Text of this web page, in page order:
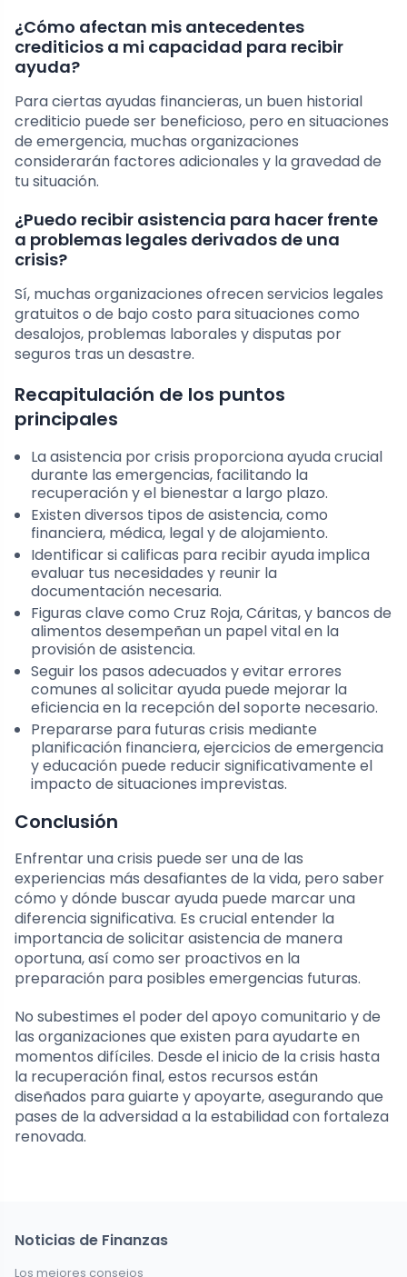
¿Cómo afectan mis antecedentes
crediticios a mi capacidad para recibir
ayuda?
Para ciertas ayudas financieras, un buen historial
crediticio puede ser beneficioso, pero en situaciones
de emergencia, muchas organizaciones
considerarán factores adicionales y la gravedad de
tu situación.
¿Puedo recibir asistencia para hacer frente
a problemas legales derivados de una
crisis?
Sí, muchas organizaciones ofrecen servicios legales
gratuitos o de bajo costo para situaciones como
desalojos, problemas laborales y disputas por
seguros tras un desastre.
Recapitulación de los puntos
principales
La asistencia por crisis proporciona ayuda crucial
durante las emergencias, facilitando la
recuperación y el bienestar a largo plazo.
Existen diversos tipos de asistencia, como
financiera, médica, legal y de alojamiento.
Identificar si calificas para recibir ayuda implica
evaluar tus necesidades y reunir la
documentación necesaria.
Figuras clave como Cruz Roja, Cáritas, y bancos de
alimentos desempeñan un papel vital en la
provisión de asistencia.
Seguir los pasos adecuados y evitar errores
comunes al solicitar ayuda puede mejorar la
eficiencia en la recepción del soporte necesario.
Prepararse para futuras crisis mediante
planificación financiera, ejercicios de emergencia
y educación puede reducir significativamente el
impacto de situaciones imprevistas.
Conclusión
Enfrentar una crisis puede ser una de las
experiencias más desafiantes de la vida, pero saber
cómo y dónde buscar ayuda puede marcar una
diferencia significativa. Es crucial entender la
importancia de solicitar asistencia de manera
oportuna, así como ser proactivos en la
preparación para posibles emergencias futuras.
No subestimes el poder del apoyo comunitario y de
las organizaciones que existen para ayudarte en
momentos difíciles. Desde el inicio de la crisis hasta
la recuperación final, estos recursos están
diseñados para guiarte y apoyarte, asegurando que
pases de la adversidad a la estabilidad con fortaleza
renovada.
Noticias de Finanzas
Los mejores consejos